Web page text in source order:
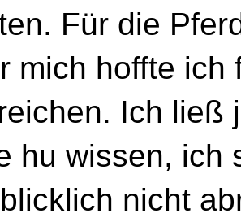
Für die
mich hoffte ich
Ich ließ
hu wissen, ich
nicht